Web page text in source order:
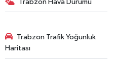
Trabzon Hava Durumu
Trabzon Trafik Yoğunluk
Haritası